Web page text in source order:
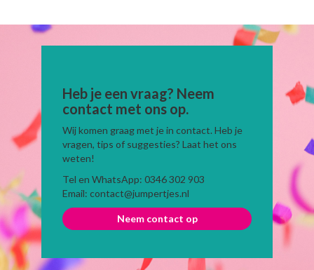
Heb je een vraag? Neem
contact met ons op.
Wij komen graag met je in contact. Heb je
vragen, tips of suggesties? Laat het ons
weten!
Tel en WhatsApp: 0346 302 903
Email: contact@jumpertjes.nl
Neem contact op